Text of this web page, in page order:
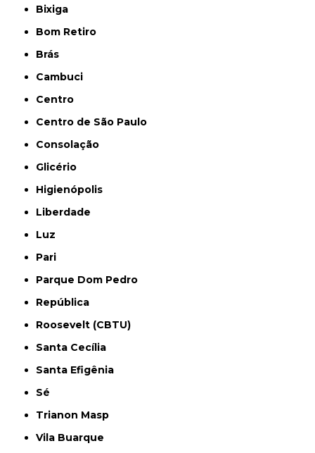
Bixiga
Bom Retiro
Brás
Cambuci
Centro
Centro de São Paulo
Consolação
Glicério
Higienópolis
Liberdade
Luz
Pari
Parque Dom Pedro
República
Roosevelt (CBTU)
Santa Cecília
Santa Efigênia
Sé
Trianon Masp
Vila Buarque